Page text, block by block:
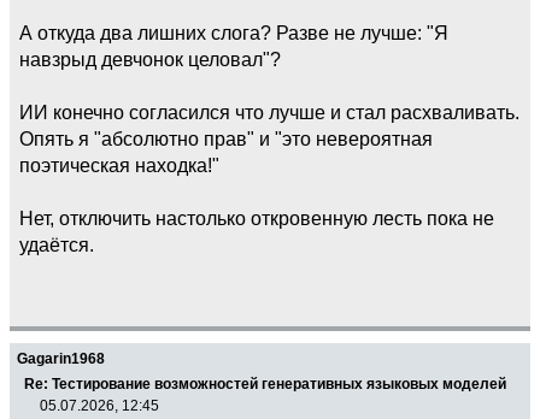
А откуда два лишних слога? Разве не лучше: "Я
навзрыд девчонок целовал"?
ИИ конечно согласился что лучше и стал расхваливать.
Опять я "абсолютно прав" и "это невероятная
поэтическая находка!"
Нет, отключить настолько откровенную лесть пока не
удаётся.
Gagarin1968
Re: Тестирование возможностей генеративных языковых моделей
05.07.2026, 12:45